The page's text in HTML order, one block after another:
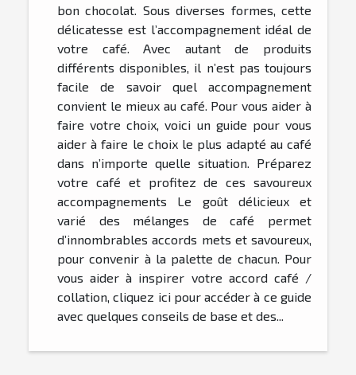
bon chocolat. Sous diverses formes, cette
délicatesse est l’accompagnement idéal de
votre café. Avec autant de produits
différents disponibles, il n’est pas toujours
facile de savoir quel accompagnement
convient le mieux au café. Pour vous aider à
faire votre choix, voici un guide pour vous
aider à faire le choix le plus adapté au café
dans n’importe quelle situation. Préparez
votre café et profitez de ces savoureux
accompagnements Le goût délicieux et
varié des mélanges de café permet
d’innombrables accords mets et savoureux,
pour convenir à la palette de chacun. Pour
vous aider à inspirer votre accord café /
collation, cliquez ici pour accéder à ce guide
avec quelques conseils de base et des...